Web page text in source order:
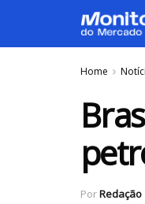
Home
PorRedação